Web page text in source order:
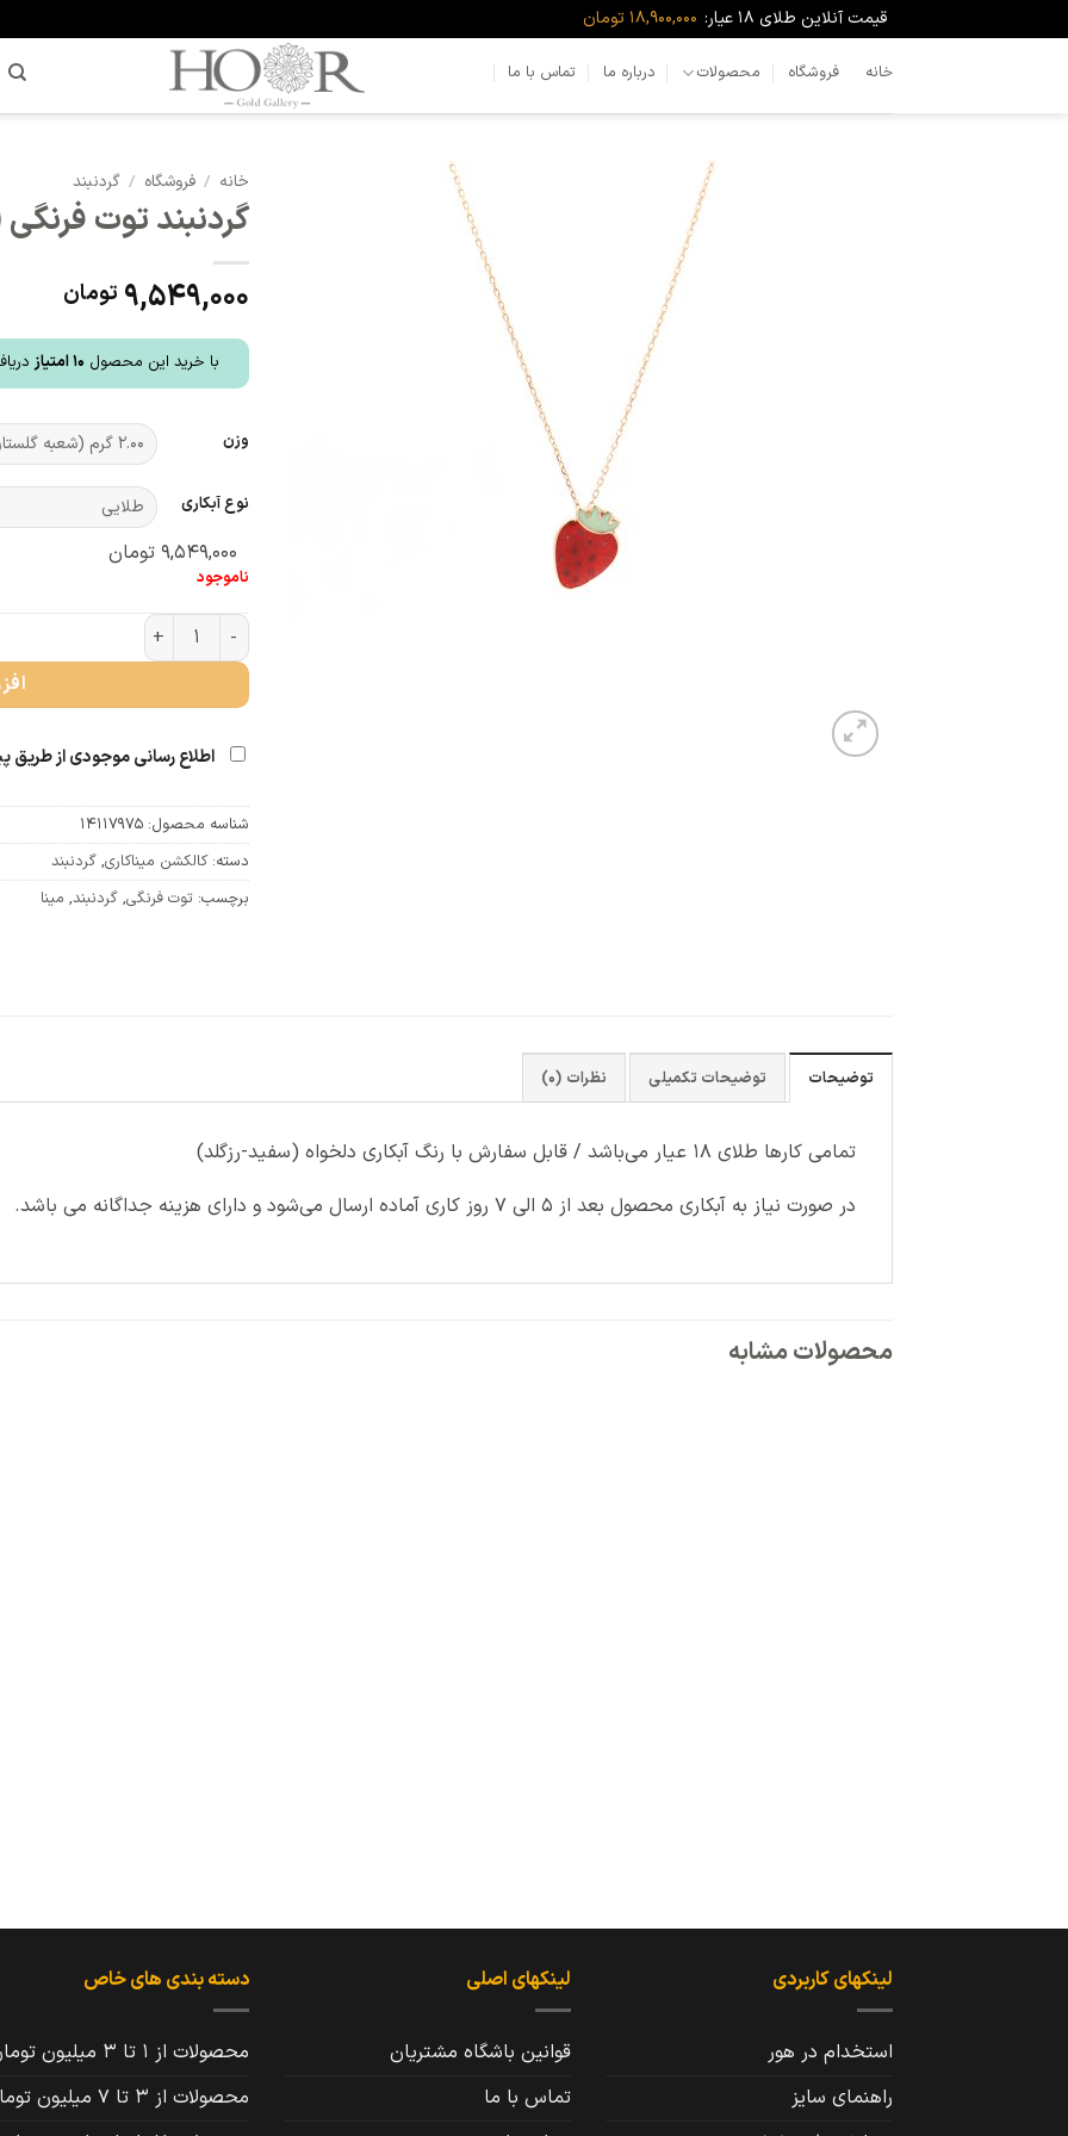
to
قیمت آنلاین طلای ۱۸ عیار: 18,900,000 تومان
خانه فروشگاه محصولات درباره ما تماس با ما
خانه / فروشگاه / گردنبند
گردنبند توت فرنگی (کد
9,549,000 تومان
با خرید این محصول 10امتیاز
وزن
نوع آبکاری
۹,۵۴۹,۰۰۰ تومان
ناموجود
گردنبند توت فرنگی (کد 4862) عدد
اطلاع رسانی موجودی از طریق
شناسه محصول: 14117975
دسته:کالکشن میناکاری, گردنبند
برچسب: توت فرنگی, گردنبند, مینا
توضیحات توضیحات تکمیلی نظرات (0)
تمامی کارها طلای ۱۸ عیار می‌باشد / قابل سفارش با رنگ آبکاری دلخواه (سفید-رزگلد)
در صورت نیاز به آبکاری محصول بعد از ۵ الی ۷ روز کاری آماده ارسال می‌شود و دارای هزینه جداگانه می باشد.
محصولات مشابه
لینکهای کاربردی
استخدام در هور
راهنمای سایز
لینکهای اصلی
قوانین باشگاه مشتریان
تماس با ما
دسته بندی های خاص
محصولات از 1 تا 3 میلیون تومان
محصولات از 3 تا 7 میلیون تومان